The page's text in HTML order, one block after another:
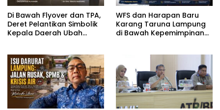
Di Bawah Flyover dan TPA,
Deret Pelantikan Simbolik
Kepala Daerah Ubah
WFS dan Harapan Baru
Karang Taruna Lampung
di Bawah Kepemimpinan